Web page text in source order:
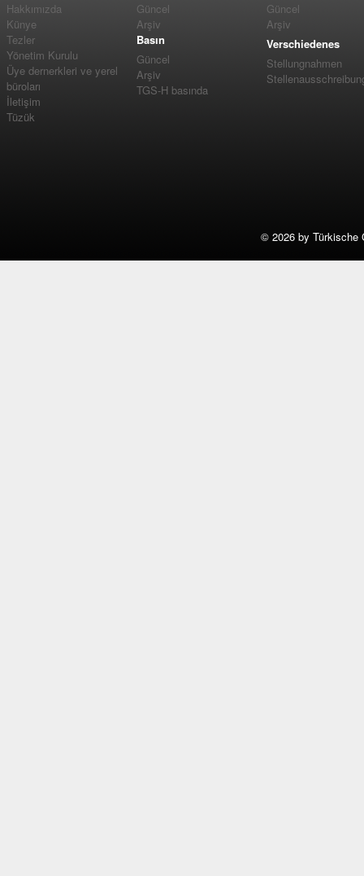
Hakkımızda
Künye
Tezler
Yönetim Kurulu
Üye dernerkleri ve yerel
büroları
İletişim
Tüzük
Güncel
Arşiv
Basın
Güncel
Arşiv
TGS-H basında
Güncel
Arşiv
Verschiedenes
Stellungnahmen
© 2026 by Türkische